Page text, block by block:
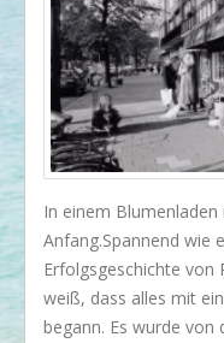
Wusstet Ihr schon?
Behind the scenes...
Enjoy!
Events
Lässige Möbel
Must have
Strände
Styling
In einem Blumenladen
Anfang.Spannend wie
Erfolgsgeschichte von
weiß, dass alles mit
begann. Es wurde von